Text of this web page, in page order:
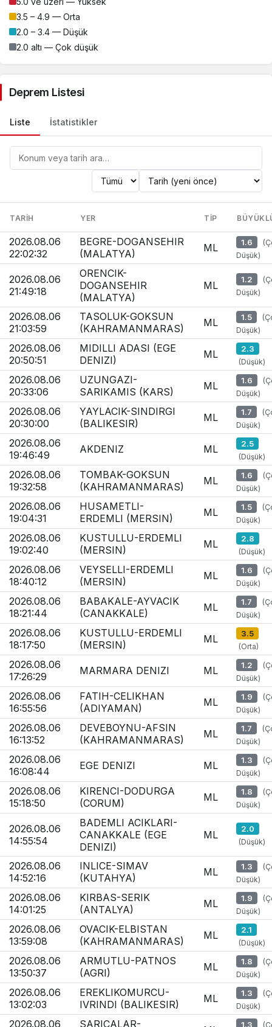
3.5 – 4.9 — Orta
2.0 – 3.4 — Düşük
2.0 altı — Çok düşük
Deprem Listesi
Liste İstatistikler
TARIH YER TIP
2026.08.06
22:02:32
BEGRE-DOGANSEHIR
(MALATYA)
ML 1.6
Düşük)
2026.08.06
21:49:18
ORENCIK-
DOGANSEHIR
(MALATYA)
ML 1.2
Düşük)
2026.08.06
21:03:59
TASOLUK-GOKSUN
(KAHRAMANMARAS)
ML 1.5
Düşük)
2026.08.06
20:50:51
MIDILLI ADASI (EGE
DENIZI)
ML 2.3
(Düşük)
2026.08.06
20:33:06
UZUNGAZI-
SARIKAMIS (KARS)
ML 1.6
Düşük)
2026.08.06
20:30:00
YAYLACIK-SINDIRGI
(BALIKESIR)
ML 1.7
Düşük)
2026.08.06
19:46:49
AKDENIZ ML 2.5
(Düşük)
2026.08.06
19:32:58
TOMBAK-GOKSUN
(KAHRAMANMARAS)
ML 1.6
Düşük)
2026.08.06
19:04:31
HUSAMETLI-
ERDEMLI (MERSIN)
ML 1.5
Düşük)
2026.08.06
19:02:40
KUSTULLU-ERDEMLI
(MERSIN)
ML 2.8
(Düşük)
2026.08.06
18:40:12
VEYSELLI-ERDEMLI
(MERSIN)
ML 1.6
Düşük)
2026.08.06
18:21:44
BABAKALE-AYVACIK
(CANAKKALE)
ML 1.7
Düşük)
2026.08.06
18:17:50
KUSTULLU-ERDEMLI
(MERSIN)
ML 3.5
(Orta)
2026.08.06
17:26:29
MARMARA DENIZI ML 1.2
Düşük)
2026.08.06
16:55:56
FATIH-CELIKHAN
(ADIYAMAN)
ML 1.9
Düşük)
2026.08.06
16:13:52
DEVEBOYNU-AFSIN
(KAHRAMANMARAS)
ML 1.7
Düşük)
2026.08.06
16:08:44
EGE DENIZI ML 1.3
Düşük)
2026.08.06
15:18:50
KIRENCI-DODURGA
(CORUM)
ML 1.8
Düşük)
2026.08.06
14:55:54
BADEMLI ACIKLARI-
CANAKKALE (EGE
DENIZI)
ML 2.0
(Düşük)
2026.08.06
14:52:16
INLICE-SIMAV
(KUTAHYA)
ML 1.3
Düşük)
2026.08.06
14:01:25
KIRBAS-SERIK
(ANTALYA)
ML 1.9
Düşük)
2026.08.06
13:59:08
OVACIK-ELBISTAN
(KAHRAMANMARAS)
ML 2.1
(Düşük)
2026.08.06
13:50:37
ARMUTLU-PATNOS
(AGRI)
ML 1.8
Düşük)
2026.08.06
13:02:03
EREKLIKOMURCU-
IVRINDI (BALIKESIR)
ML 1.3
Düşük)
2026.08.06 SARICALAR- 1.3